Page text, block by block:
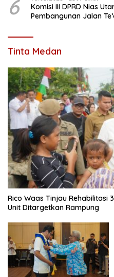
6
Komisi III DPRD Nias
Pembangunan Jalan
Tinta Medan
Rico Waas Tinjau Rehabilitasi
Unit Ditargetkan Rampung